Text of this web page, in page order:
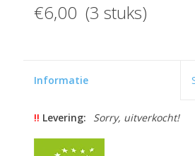
€6,00 (3 stuks)
Informatie
!! Levering: Sorry, uitverkocht!